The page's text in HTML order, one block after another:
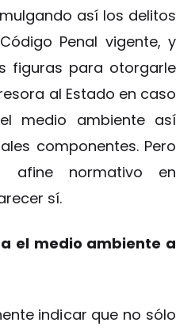
así los delitos
Penal vigente, y
figuras para otorgarle
al Estado en caso
medio ambiente así
componentes. Pero
afine normativo en
sí.
el medio ambiente a
indicar que no sólo